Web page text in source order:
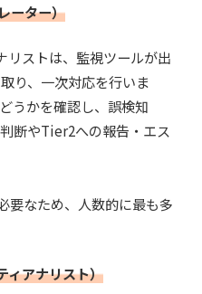
ーター）
リストは、監視ツールが出
り、一次対応を行いま
うかを確認し、誤検知
断やTier2への報告・エス
要なため、人数的に最も多
ィアナリスト）